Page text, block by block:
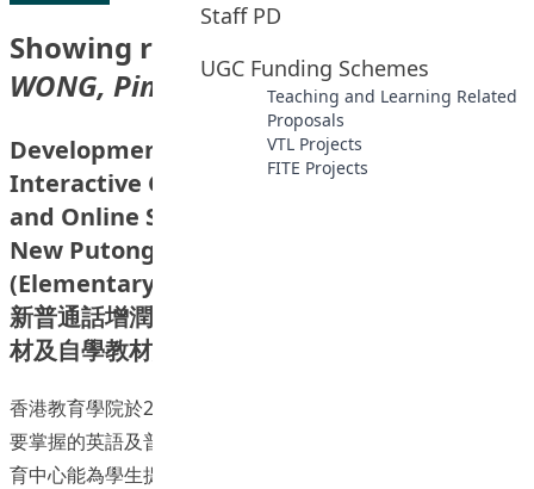
Staff PD
UGC Funding Schemes
Teaching and Learning Related
Proposals
VTL Projects
FITE Projects
Showing results for supervisor
WONG, Ping”
Development of Online Assisted
Interactive Classroom Teaching Materials
and Online Self-Learning Version of the
New Putonghua Enhancement Programme
(Elementary): Listening and Transcription
新普通話增潤課程（初階）網上輔助課堂互動教
材及自學教材網上版發展計劃：聆聽與拼音
香港教育學院於2012年公布校內的語文政策，對學生離校時
要掌握的英語及普通話水平有一定的要求。為使教院的語文教
育中心能為學生提供更合適的語文支援(增潤課程及自學課程